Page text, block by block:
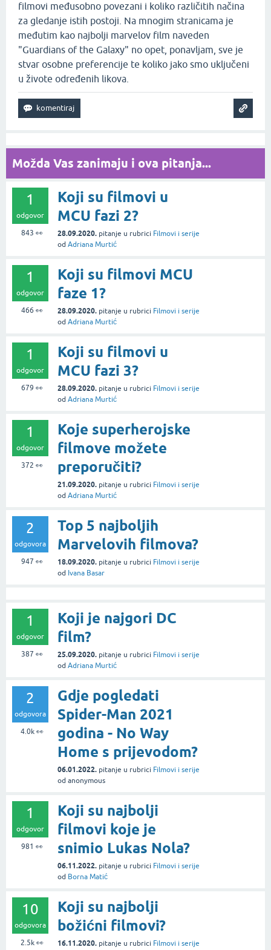
filmovi međusobno povezani i koliko različitih načina
za gledanje istih postoji. Na mnogim stranicama je
međutim kao najbolji marvelov film naveden
"Guardians of the Galaxy" no opet, ponavljam, sve je
stvar osobne preferencije te koliko jako smo uključeni
u živote određenih likova.
Možda Vas zanimaju i ova pitanja...
1
odgovor
843 👀
Koji su filmovi u
MCU fazi 2?
28.09.2020. pitanje u rubrici Filmovi i serije
od Adriana Murtić
1
odgovor
466 👀
Koji su filmovi MCU
faze 1?
28.09.2020. pitanje u rubrici Filmovi i serije
od Adriana Murtić
1
odgovor
679 👀
Koji su filmovi u
MCU fazi 3?
28.09.2020. pitanje u rubrici Filmovi i serije
od Adriana Murtić
1
odgovor
372 👀
Koje superherojske
filmove možete
preporučiti?
21.09.2020. pitanje u rubrici Filmovi i serije
od Adriana Murtić
2
odgovora
947 👀
Top 5 najboljih
Marvelovih filmova?
18.09.2020. pitanje u rubrici Filmovi i serije
od Ivana Basar
1
odgovor
387 👀
Koji je najgori DC
film?
25.09.2020. pitanje u rubrici Filmovi i serije
od Adriana Murtić
2
odgovora
4.0k👀
Gdje pogledati
Spider-Man 2021
godina - No Way
Home s prijevodom?
06.01.2022. pitanje u rubrici Filmovi i serije
od anonymous
1
odgovor
981 👀
Koji su najbolji
filmovi koje je
snimio Lukas Nola?
06.11.2022. pitanje u rubrici Filmovi i serije
od Borna Matić
10
odgovora
2.5k👀
Koji su najbolji
božićni filmovi?
16.11.2020. pitanje u rubrici Filmovi i serije